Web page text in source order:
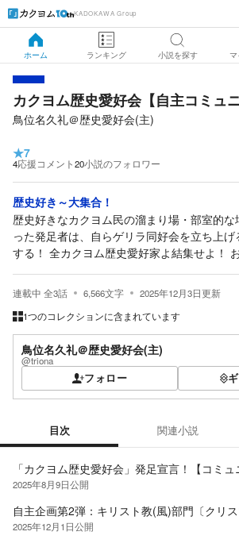
KADOKAWA Group
ホーム ランキング 小説を探す マ
カクヨム歴史愛好会【自主コミュ
鳥位名久礼＠歴史愛好会(主)
★7
4応援コメント20小説のフォロワー
歴史好き～大集合！
歴史好きなカクヨム民の溜まり場・部室的
った発足者は、自らゲリラ同好会を立ち上
する！ 全カクヨム歴史愛好家よ結集せよ！
連載中 全3話 6,566文字 2025年12月3日更新
1つのコレクションに含まれています
鳥位名久礼＠歴史愛好会(主)
@triona
フォロー
目次 関連小説
「カクヨム歴史愛好会」発足宣言！【コミュ
2025年8月9日公開
自主企画第2弾：キリスト教(風)部門〔クリス
2025年12月1日公開